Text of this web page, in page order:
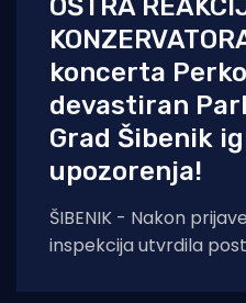
koncerta
devastiran
Grad Šibenik
upozorenja!
ŠIBENIK - Nakon
inspekcija utvrdila